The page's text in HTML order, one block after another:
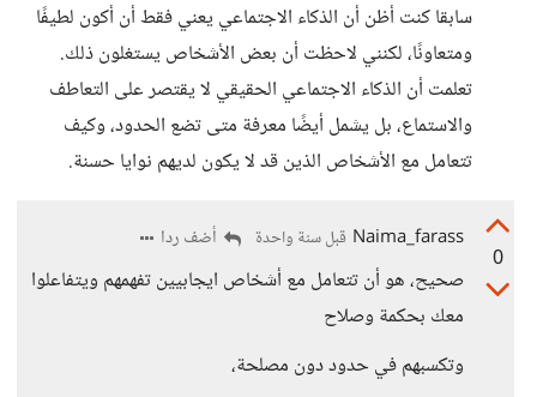
سابقا كنت أظن أن الذكاء الاجتماعي يعني فقط أن أكون لطيفًا
ومتعاونًا، لكنني لاحظت أن بعض الأشخاص يستغلون ذلك.
تعلمت أن الذكاء الاجتماعي الحقيقي لا يقتصر على التعاطف
والاستماع، بل يشمل أيضًا معرفة متى تضع الحدود، وكيف
تتعامل مع الأشخاص الذين قد لا يكون لديهم نوايا حسنة.
0
Naima_farass قبل سنة واحدة أضف ردا
صحيح، هو أن تتعامل مع أشخاص ايجابيين تفهمهم ويتفاعلوا
معك بحكمة وصلاح
وتكسبهم في حدود دون مصلحة،